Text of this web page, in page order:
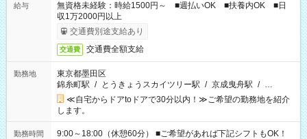
給与
無資格未経験：時給1500円～ ■週払いOK ■扶養内OK ■日
収1万2000円以上
交通費別途支給あり
交通費 交通費全額支給
勤務地
東京都墨田区
錦糸町駅 / とうきょうスカイツリー駅 / 京成曳舟駅 / …
≪自宅からドアtoドアで30分以内！≫ご希望の勤務地を紹介
します。
勤務時間
9:00～18:00（休憩60分） ■ご希望があれば下記シフトもOK！